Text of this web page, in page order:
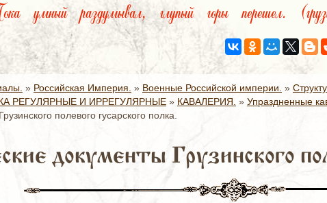
умный раздумывал, глупый горы перешел.
» Российская Империя. » Военные Российской империи. »
РЕГУЛЯРНЫЕ И ИРРЕГУЛЯРНЫЕ » КАВАЛЕРИЯ. » Упраздненные
полевого гусарского полка.
документы Грузинского